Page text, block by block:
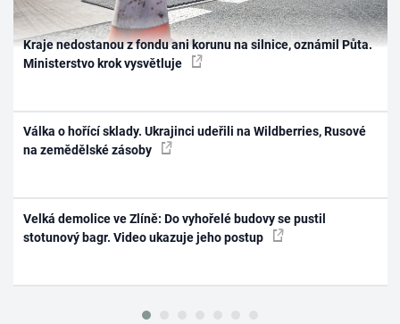
Kraje nedostanou z fondu ani korunu na silnice, oznámil Půta.
Ministerstvo krok vysvětluje
Válka o hořící sklady. Ukrajinci udeřili na Wildberries, Rusové
na zemědělské zásoby
Velká demolice ve Zlíně: Do vyhořelé budovy se pustil
stotunový bagr. Video ukazuje jeho postup